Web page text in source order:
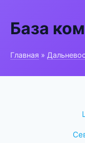
База
Главная »